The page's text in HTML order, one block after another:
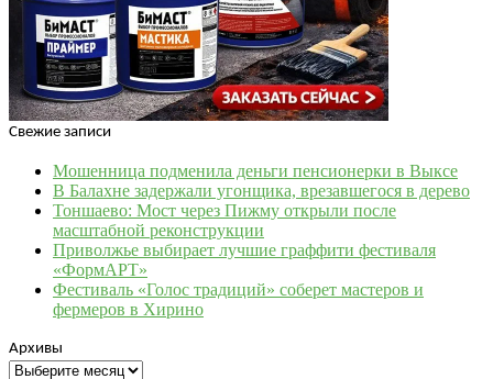
Свежие записи
Мошенница подменила деньги пенсионерки в Выксе
В Балахне задержали угонщика, врезавшегося в дерево
Тоншаево: Мост через Пижму открыли после
масштабной реконструкции
Приволжье выбирает лучшие граффити фестиваля
«ФормАРТ»
Фестиваль «Голос традиций» соберет мастеров и
фермеров в Хирино
Архивы
Архивы